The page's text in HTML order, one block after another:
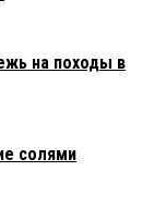
на походы в
солями